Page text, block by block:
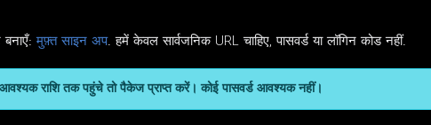
मुफ़्त साइन अप. हमें केवल सार्वजनिक URL चाहिए, पासवर्ड या लॉगिन कोड नहीं.
राशि तक पहुंचे तो पैकेज प्राप्त करें। कोई पासवर्ड आवश्यक नहीं।